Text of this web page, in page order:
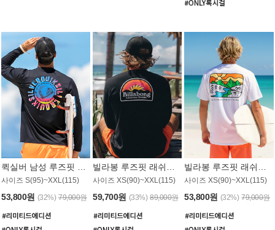
사이즈 S(95)~XXL(115)
53,800원 (32%) 79,000원
사이즈 XS(90)~XXL(115)
59,700원 (33%) 89,000원
사이즈 XS(90)~XXL(115)
53,800원 (32%) 79,000원